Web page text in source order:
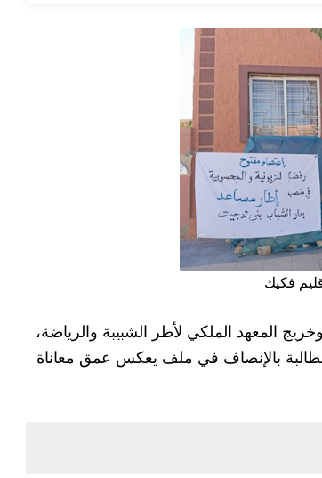
فكيك
المعهد الملكي لأطر الشبيبة والرياضة،
بالإنصاف في ملف يعكس عمق معاناة